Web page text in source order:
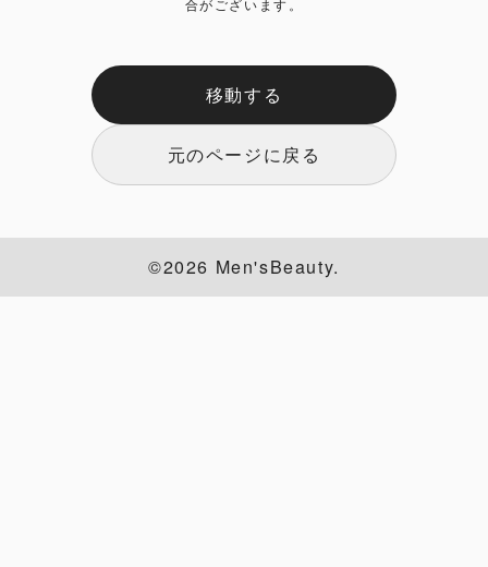
合がございます。
移動する
元のページに戻る
©2026 Men'sBeauty.